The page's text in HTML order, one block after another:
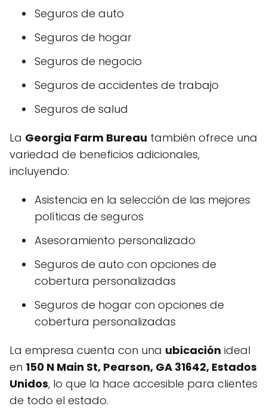
Seguros de auto
Seguros de hogar
Seguros de negocio
Seguros de accidentes de trabajo
Seguros de salud
La Georgia Farm Bureau también ofrece una
variedad de beneficios adicionales,
incluyendo:
Asistencia en la selección de las mejores
políticas de seguros
Asesoramiento personalizado
Seguros de auto con opciones de
cobertura personalizadas
Seguros de hogar con opciones de
cobertura personalizadas
La empresa cuenta con una ubicación ideal
en 150 N Main St, Pearson, GA 31642, Estados
Unidos, lo que la hace accesible para clientes
de todo el estado.